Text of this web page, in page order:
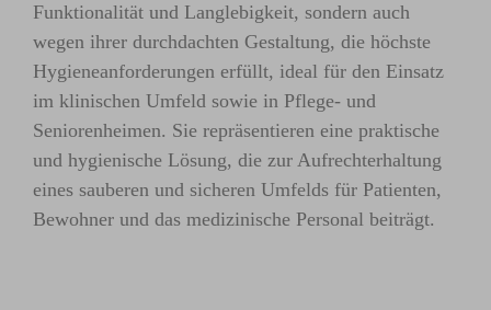
Funktionalität und Langlebigkeit, sondern auch
wegen ihrer durchdachten Gestaltung, die höchste
Hygieneanforderungen erfüllt, ideal für den Einsatz
im klinischen Umfeld sowie in Pflege- und
Seniorenheimen. Sie repräsentieren eine praktische
und hygienische Lösung, die zur Aufrechterhaltung
eines sauberen und sicheren Umfelds für Patienten,
Bewohner und das medizinische Personal beiträgt.